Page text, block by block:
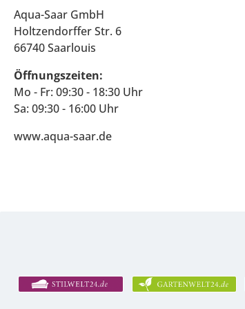
Aqua-Saar GmbH
Holtzendorffer Str. 6
66740 Saarlouis
Öffnungszeiten:
Mo - Fr: 09:30 - 18:30 Uhr
Sa: 09:30 - 16:00 Uhr
www.aqua-saar.de